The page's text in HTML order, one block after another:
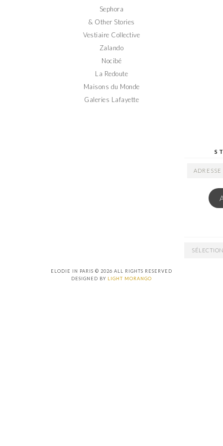
Sephora
& Other Stories
Vestiaire Collective
Zalando
Nocibé
La Redoute
Maisons du Monde
Galeries Lafayette
ADRESSE
ARCHIVES
ELODIE IN PARIS © 2026 ALL RIGHTS RESERVED
DESIGNED BY LIGHT MORANGO